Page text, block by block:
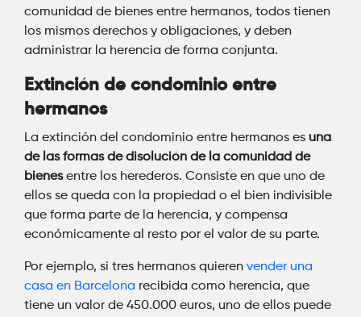
comunidad de bienes entre hermanos, todos tienen
los mismos derechos y obligaciones, y deben
administrar la herencia de forma conjunta.
Extinción de condominio entre
hermanos
La extinción del condominio entre hermanos es una
de las formas de disolución de la comunidad de
bienesentre los herederos. Consiste en que uno de
ellos se queda con la propiedad o el bien indivisible
que forma parte de la herencia, y compensa
económicamente al resto por el valor de su parte.
Por ejemplo, si tres hermanos quieren vender una
casa en Barcelona recibida como herencia, que
tiene un valor de 450.000 euros, uno de ellos puede